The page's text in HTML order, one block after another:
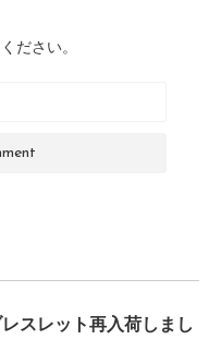
ださい。
スレット再入荷しまし